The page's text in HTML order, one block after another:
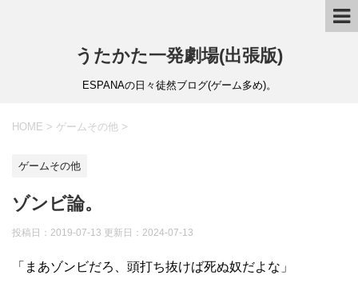
うたかた一発劇場(出張版)
ESPANAの日々徒然ブログ(ゲーム多め)。
HOME > ゲームその他 >
ゲームその他
ゾンビ論。
投稿日：2019-07-13 更新日： 2024-07-13
「まあゾンビだろ、頭打ち抜けば死ぬ奴だよな」